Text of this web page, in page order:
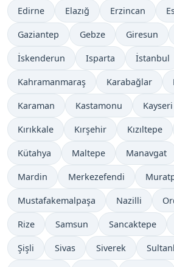
Edirne Elazığ Erzincan
Gaziantep Gebze Giresun
İskenderun Isparta İstanbul
Kahramanmaraş Karabağlar
Karaman Kastamonu Kayseri
Kırıkkale Kırşehir Kızıltepe
Kütahya Maltepe Manavgat
Mardin Merkezefendi
Mustafakemalpaşa Nazilli
Rize Samsun Sancaktepe
Şişli Sivas Siverek